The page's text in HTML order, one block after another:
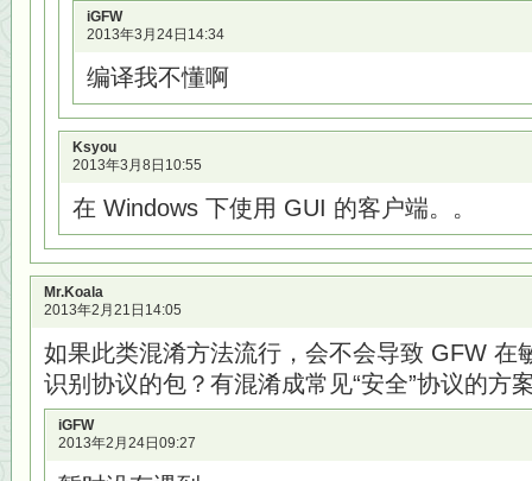
iGFW
2013年3月24日14:34
编译我不懂啊
Ksyou
2013年3月8日10:55
在 Windows 下使用 GUI 的客户端。。
Mr.Koala
2013年2月21日14:05
如果此类混淆方法流行，会不会导致 GFW 在
识别协议的包？有混淆成常见“安全”协议的方
iGFW
2013年2月24日09:27